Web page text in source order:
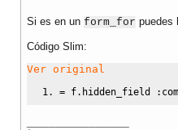
Si es en un form_for puedes
Código Slim:
Ver original
= f.hidden_field